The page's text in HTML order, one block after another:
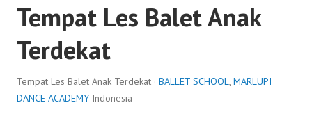
Tempat Les Balet Anak
Terdekat
Tempat Les Balet Anak Terdekat · BALLET SCHOOL, MARLUPI
DANCE ACADEMY Indonesia